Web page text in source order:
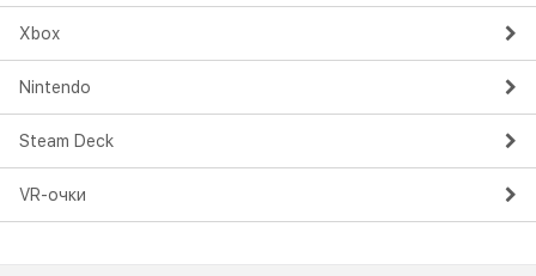
Xbox
Nintendo
Steam Deck
VR-очки